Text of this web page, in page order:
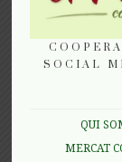
SOCIAL
QUI
MERCAT